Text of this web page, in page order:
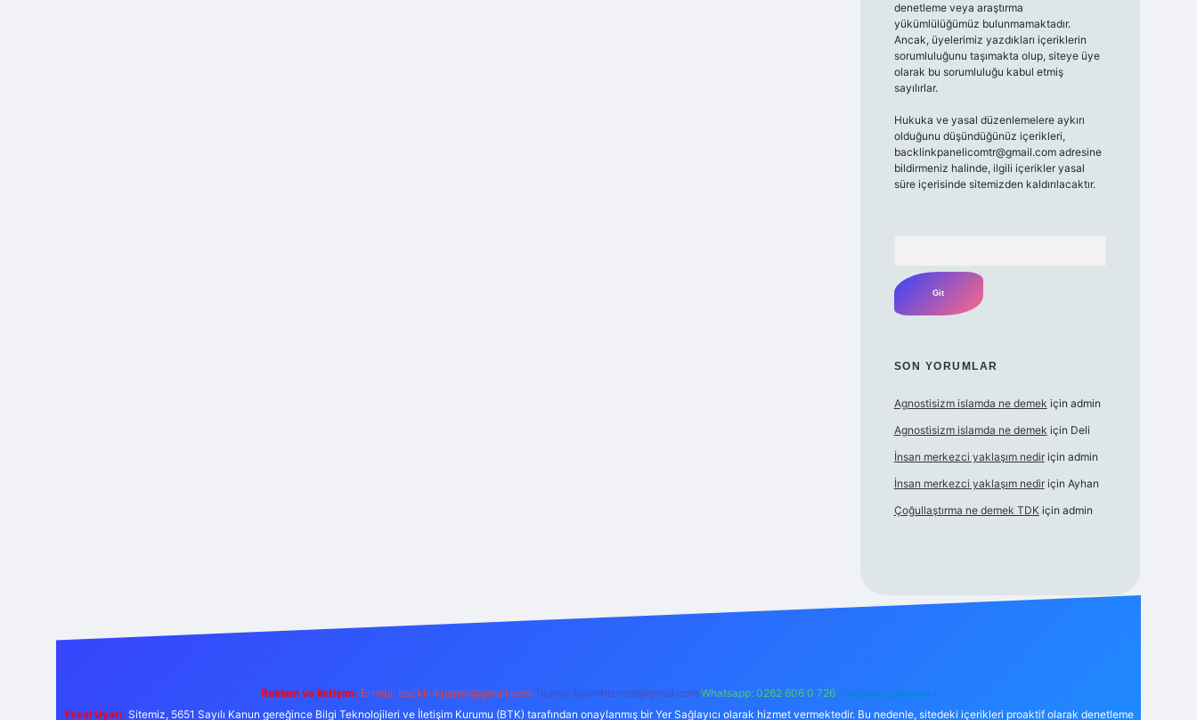
denetleme veya araştırma
yükümlülüğümüz bulunmamaktadır.
Ancak, üyelerimiz yazdıkları içeriklerin
sorumluluğunu taşımakta olup, siteye üye
olarak bu sorumluluğu kabul etmiş
sayılırlar.
Hukuka ve yasal düzenlemelere aykırı
olduğunu düşündüğünüz içerikleri,
backlinkpanelicomtr@gmail.comadresine
bildirmeniz halinde, ilgili içerikler yasal
süre içerisinde sitemizden kaldırılacaktır.
SON YORUMLAR
Agnostisizm islamda ne demek için admin
Agnostisizm islamda ne demek için Deli
İnsan merkezci yaklaşım nediriçin admin
İnsan merkezci yaklaşım nediriçin Ayhan
Çoğullaştırma ne demek TDKiçin admin
Reklam ve İletişim: E-mail: backlinkpaneli@gmail.com Teams: forumhizmeti@gmail.com Whatsapp: 0262 606 0 726 Telegram: @karabul
Yasal Uyarı: Sitemiz, 5651 Sayılı Kanun gereğince Bilgi Teknolojileri ve İletişim Kurumu (BTK) tarafından onaylanmış bir Yer Sağlayıcı olarak hizmet vermektedir. Bu nedenle, sitedeki içerikleri proaktif olarak denetleme